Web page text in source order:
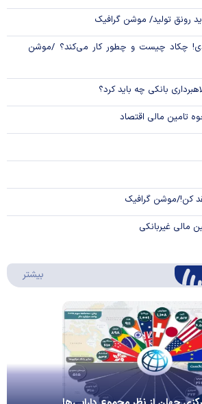
رونق تولید/ موشن گرافیک
چکاد چیست و چطور کار می‌کند؟ /موشن
بانکی چه باید کرد؟
تامین مالی اقتصاد
کن!/موشن گرافیک
مالی غیربانکی
بیشتر